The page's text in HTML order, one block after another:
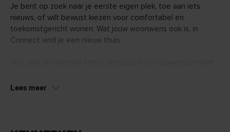
Je bent op zoek naar je eerste eigen plek, toe aan iets
nieuws, of wilt bewust kiezen voor comfortabel en
toekomstgericht wonen. Wat jouw woonwens ook is, in
Connect vind je een nieuw thuis.
penthouses en een aantal grondgebonden woningen.
Lees meer